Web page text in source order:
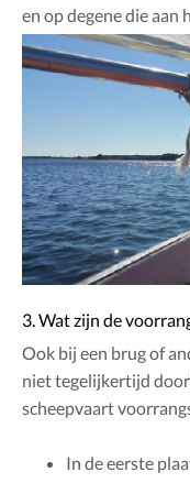
en op degene die aan
3. Wat zijn de
Ook bij een brug of
niet tegelijkertijd
scheepvaart
In de eerste